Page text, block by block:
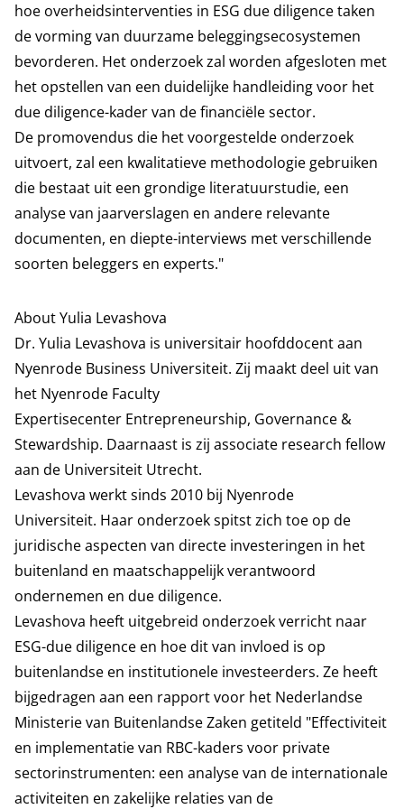
hoe overheidsinterventies in ESG due diligence taken
de vorming van duurzame beleggingsecosystemen
bevorderen. Het onderzoek zal worden afgesloten met
het opstellen van een duidelijke handleiding voor het
due diligence-kader van de financiële sector.
De promovendus die het voorgestelde onderzoek
uitvoert, zal een kwalitatieve methodologie gebruiken
die bestaat uit een grondige literatuurstudie, een
analyse van jaarverslagen en andere relevante
documenten, en diepte-interviews met verschillende
soorten beleggers en experts."
About Yulia Levashova
Dr. Yulia Levashova is universitair hoofddocent aan
Nyenrode Business Universiteit. Zij maakt deel uit van
het Nyenrode Faculty
Expertisecenter Entrepreneurship, Governance &
Stewardship. Daarnaast is zij associate research fellow
aan de Universiteit Utrecht.
Levashova werkt sinds 2010 bij Nyenrode
Universiteit. Haar onderzoek spitst zich toe op de
juridische aspecten van directe investeringen in het
buitenland en maatschappelijk verantwoord
ondernemen en due diligence.
Levashova heeft uitgebreid onderzoek verricht naar
ESG-due diligence en hoe dit van invloed is op
buitenlandse en institutionele investeerders. Ze heeft
bijgedragen aan een rapport voor het Nederlandse
Ministerie van Buitenlandse Zaken getiteld "Effectiviteit
en implementatie van RBC-kaders voor private
sectorinstrumenten: een analyse van de internationale
activiteiten en zakelijke relaties van de